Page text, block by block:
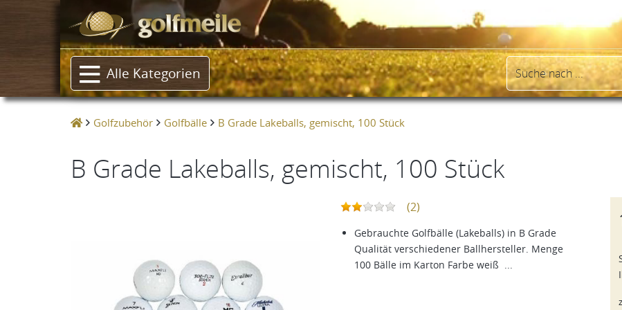
Alle Kategorien
Golfzubehör Golfbälle B Grade Lakeballs, gemischt, 100 Stück
B Grade Lakeballs, gemischt, 100 Stück
(2)
Gebrauchte Golfbälle (Lakeballs) in B Grade
Qualität verschiedener Ballhersteller. Menge
100 Bälle im Karton Farbe weiß ...